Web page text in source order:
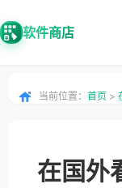
软件商店
当前位置： 首页 >
在国外